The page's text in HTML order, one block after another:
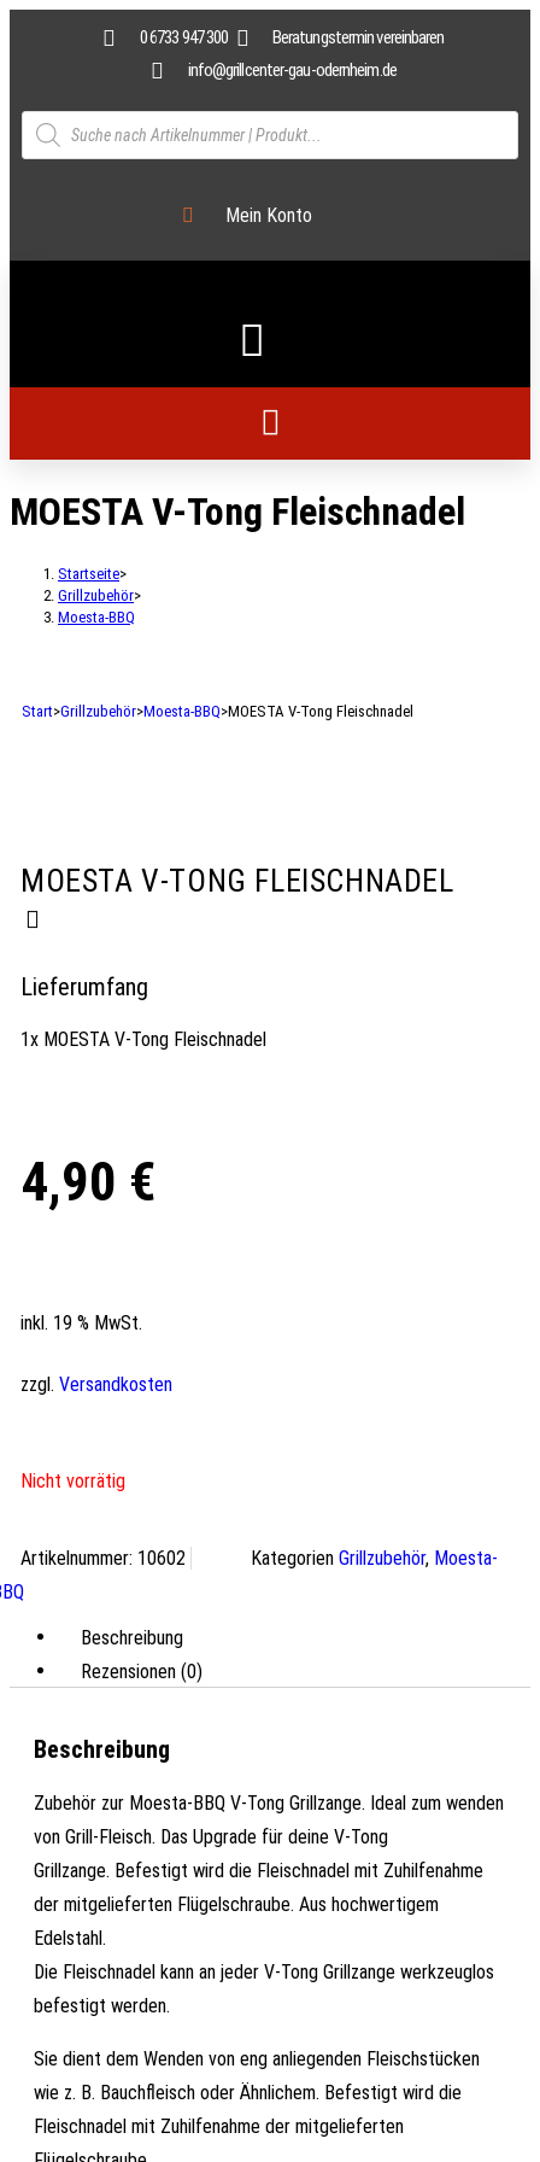
0 6733 947 300
Beratungstermin vereinbaren
info@grillcenter-gau-odernheim.de
Mein Konto
MOESTA V-Tong Fleischnadel
Startseite>
Grillzubehör>
Moesta-BBQ
Start>Grillzubehör>Moesta-BBQ>MOESTA V-Tong Fleischnadel
MOESTA V-TONG FLEISCHNADEL
Lieferumfang
1x MOESTA V-Tong Fleischnadel
4,90 €
inkl. 19 % MwSt.
zzgl. Versandkosten
Nicht vorrätig
Artikelnummer: 10602 Kategorien Grillzubehör, Moesta-
Beschreibung
Rezensionen (0)
Beschreibung
Zubehör zur Moesta-BBQ V-Tong Grillzange. Ideal zum wenden
von Grill-Fleisch. Das Upgrade für deine V-Tong
Grillzange. Befestigt wird die Fleischnadel mit Zuhilfenahme
der mitgelieferten Flügelschraube. Aus hochwertigem
Edelstahl.
Die Fleischnadel kann an jeder V-Tong Grillzange werkzeuglos
befestigt werden.
Sie dient dem Wenden von eng anliegenden Fleischstücken
wie z. B. Bauchfleisch oder Ähnlichem. Befestigt wird die
Fleischnadel mit Zuhilfenahme der mitgelieferten